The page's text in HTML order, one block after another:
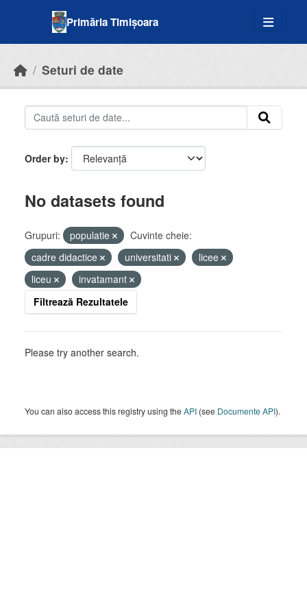
Primăria Timișoara
Seturi de date
Order by
No datasets found
Grupuri: populatie
Cuvinte cheie:
cadre didactice
universitati
licee
liceu
invatamant
Filtrează Rezultatele
Please try another search.
You can also access this registry using theAPI (see Documente API).